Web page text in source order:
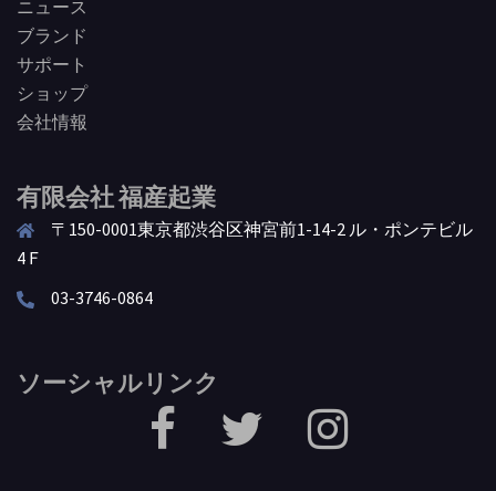
ニュース
ブランド
サポート
ショップ
会社情報
有限会社 福産起業
〒150-0001東京都渋谷区神宮前1-14-2 ル・ポンテビル
4Ｆ
03-3746-0864
ソーシャルリンク
facebook Twitter Instagram